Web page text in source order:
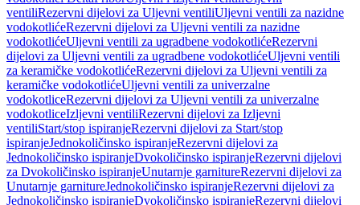
ventiliRezervni dijelovi za Uljevni ventiliUljevni ventili za nazidne
vodokotlićeRezervni dijelovi za Uljevni ventili za nazidne
vodokotlićeUljevni ventili za ugradbene vodokotlićeRezervni
dijelovi za Uljevni ventili za ugradbene vodokotlićeUljevni ventili
za keramičke vodokotlićeRezervni dijelovi za Uljevni ventili za
keramičke vodokotlićeUljevni ventili za univerzalne
vodokotliceRezervni dijelovi za Uljevni ventili za univerzalne
vodokotliceIzljevni ventiliRezervni dijelovi za Izljevni
ventiliStart/stop ispiranjeRezervni dijelovi za Start/stop
ispiranjeJednokoličinsko ispiranjeRezervni dijelovi za
Jednokoličinsko ispiranjeDvokoličinsko ispiranjeRezervni dijelovi
za Dvokoličinsko ispiranjeUnutarnje garnitureRezervni dijelovi za
Unutarnje garnitureJednokoličinsko ispiranjeRezervni dijelovi za
Jednokoličinsko ispiranjeDvokoličinsko ispiranjeRezervni dijelovi